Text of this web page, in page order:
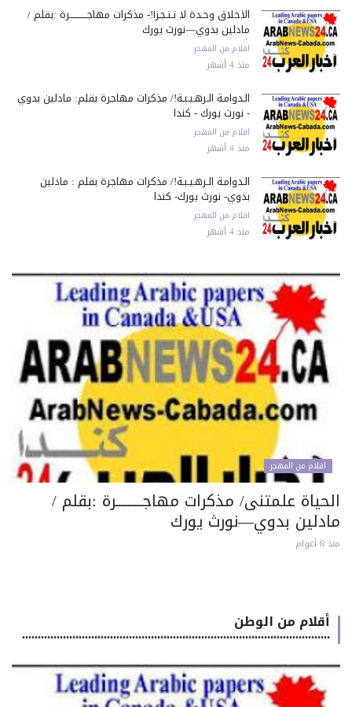
الأخلاق وحـدة لا تـتـجـزأ!- مذكرات مهاجـــــــــــرة :بقلم /
مادلين بدوي—نورث يورك
اقلام من المهجر
منذ 4 أشهر
الـدوامـة الـرهـيـبـة!/ مذكرات مهاجرة بقلم: مادلين بدوي
- نورث يورك - كندا
اقلام من المهجر
منذ 4 أشهر
الـدوامـة الـرهـيـبـة!/ مذكرات مهاجرة بقلم : مادلين
بدوي- نورث يورك- كندا
اقلام من المهجر
منذ 4 أشهر
اقلام من المهجر
علمتنى/ مذكرات مهاجـــــــــــرة :بقلم /
بدوي—نورث يورك
أقلام من الوطن
..................................................................................................